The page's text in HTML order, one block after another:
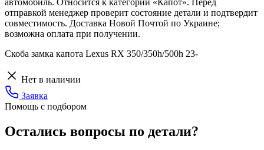
отправкой менеджер проверит состояние детали и подтвердит
совместимость. Доставка Новой Почтой по Украине;
возможна оплата при получении.
Скоба замка капота Lexus RX 350/350h/500h 23-
Нет в наличии
Заявка
Помощь с подбором
Остались вопросы по детали?